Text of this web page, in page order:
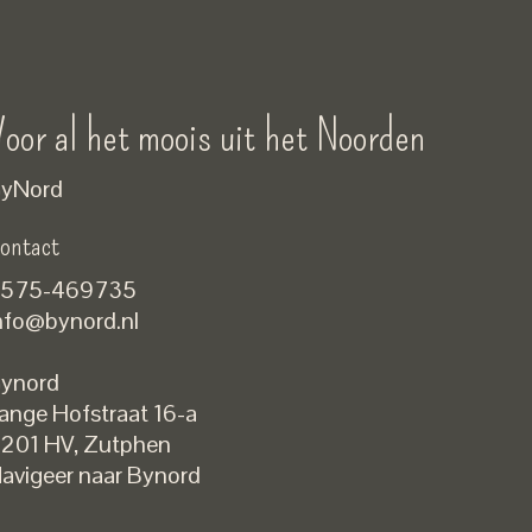
al het moois uit het Noorden
469735
Hofstraat 16-a
HV,Zutphen
naar Bynord